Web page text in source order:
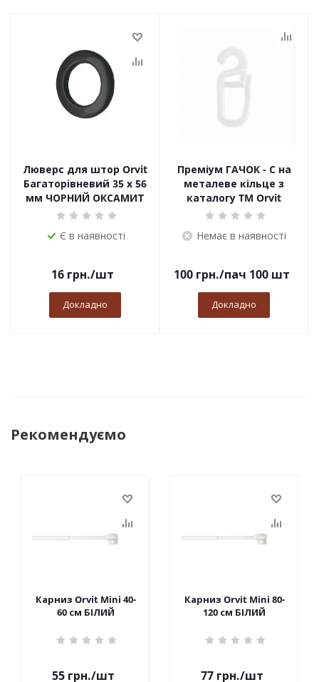
Люверс для штор Orvit
Багаторівневий 35 х 56
мм ЧОРНИЙ ОКСАМИТ
Є в наявності
16 грн./шт
Докладно
Преміум ГАЧОК - С на
металеве кільце з
каталогу TM Orvit
Немає в наявності
100грн./пач 100 шт
Докладно
Рекомендуємо
Карниз Orvit Mini 40-
60 см БІЛИЙ
55грн./шт
Карниз Orvit Mini 80-
120 см БІЛИЙ
77грн./шт